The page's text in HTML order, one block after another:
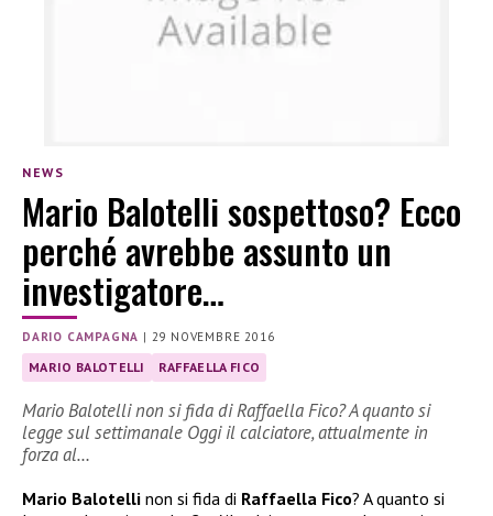
NEWS
Mario Balotelli sospettoso? Ecco
perché avrebbe assunto un
investigatore…
DARIO CAMPAGNA | 29 NOVEMBRE 2016
MARIO BALOTELLI RAFFAELLA FICO
Mario Balotelli non si fida di Raffaella Fico? A quanto si
legge sul settimanale Oggi il calciatore, attualmente in
forza al…
Mario Balotelli non si fida di Raffaella Fico? A quanto si